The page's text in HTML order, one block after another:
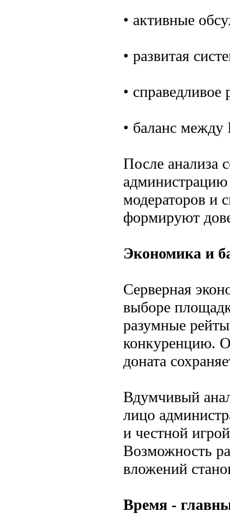
• активные
• развитая
• справедливое
• баланс между
После анализа
администрацию
модераторов и
формируют
Экономика и
Серверная
выборе
разумные
конкуренцию.
доната
Вдумчивый
лицо
и честной
Возможность
вложений
Время -